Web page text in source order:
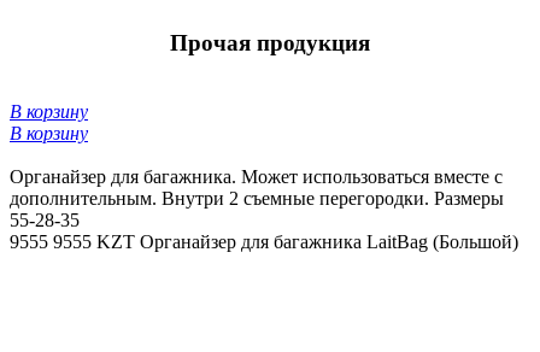
Прочая продукция
В корзину
В корзину
Органайзер для багажника. Может использоваться вместе с
дополнительным. Внутри 2 съемные перегородки. Размеры
55-28-35
9555 9555 KZT Органайзер для багажника LaitBag (Большой)